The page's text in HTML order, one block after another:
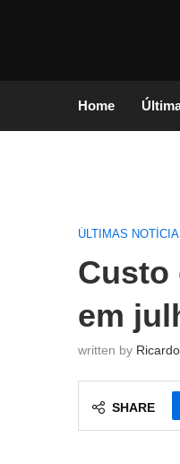
Home
ÚLTIMAS
Custo
em
written by
SHARE